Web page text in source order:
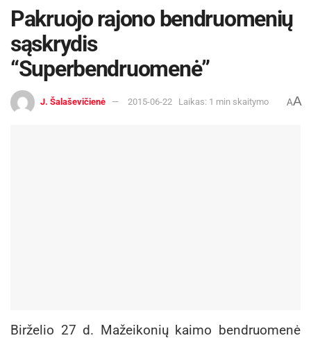
Pakruojo rajono bendruomenių
sąskrydis
“Superbendruomenė”
J. Šalaševičienė 2015-06-22 Laikas: 1 min skaitymo AA
Birželio 27 d. Mažeikonių kaimo bendruomenė